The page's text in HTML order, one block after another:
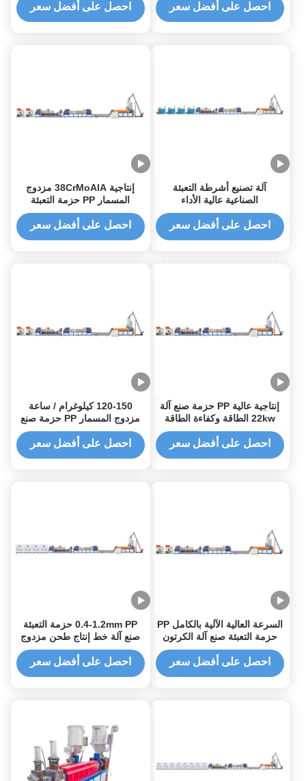
احصل على أفضل سعر احصل على أفضل سعر
آلة تصنيع أشرطة التعبئة
الصناعية عالية الأداء
احصل على أفضل سعر
إنتاجية 38CrMoAlA مزدوج
المسمار PP حزمة التعبئة
الصناعية مع الصف التلقائي
الكامل
احصل على أفضل سعر
إنتاجية عالية PP حزمة صنع آلة
22kw الطاقة وكفاءة الطاقة
احصل على أفضل سعر
120-150 كيلوغرام / ساعة
مزدوج المسمار PP حزمة صنع
آلة PET حزمة مشبك صنع آلة
احصل على أفضل سعر
السرعة العالية الآلية بالكامل PP
حزمة التعبئة صنع آلة الكرتون
احصل على أفضل سعر
0.4-1.2mm PP حزمة التعبئة
صنع آلة خط إنتاج طحن مزدوج
المسمار
احصل على أفضل سعر